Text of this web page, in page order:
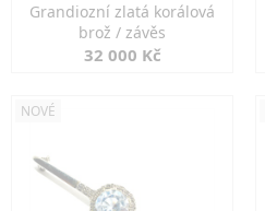
Grandiozní zlatá korálová
brož / závěs
32 000 Kč
NOVÉ